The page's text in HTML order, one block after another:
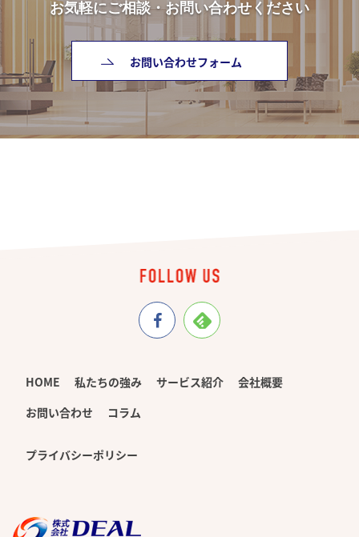
お気軽にご相談・お問い合わせください
お問い合わせフォーム
HOME 私たちの強み サービス紹介
会社概要
お問い合わせ
コラム
プライバシーポリシー